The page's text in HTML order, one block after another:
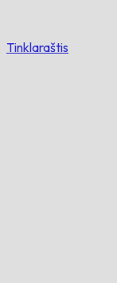
Tinklaraštis